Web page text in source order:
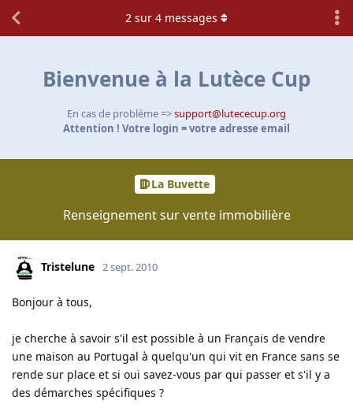
Bienvenue à la Lutèce Cup
En cas de problème =>support@lutececup.org
Attention ! Votre login = votre adresse email
La Buvette
Renseignement sur vente immobilière
2 sur 4 messages
Tristelune 2 sept. 2010
Bonjour à tous,
je cherche à savoir s'il est possible à un Français de vendre
une maison au Portugal à quelqu'un qui vit en France sans se
rende sur place et si oui savez-vous par qui passer et s'il y a
des démarches spécifiques ?